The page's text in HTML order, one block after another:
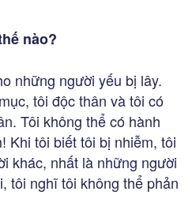
nào?
những người yếu bị lây.
tôi độc thân và tôi có
Tôi không thể có hành
Khi tôi biết tôi bị nhiễm, tôi
khác, nhất là những người
tôi nghĩ tôi không thể phản